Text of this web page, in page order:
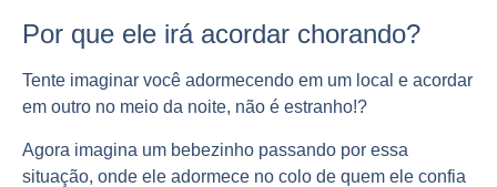
Por que ele irá acordar chorando?
Tente imaginar você adormecendo em um local e acordar
em outro no meio da noite, não é estranho!?
Agora imagina um bebezinho passando por essa
situação, onde ele adormece no colo de quem ele confia